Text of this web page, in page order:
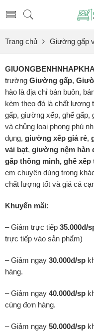
Trang chủ Giường gấp
trường Giường gấp,
hào là địa chỉ bán buôn,
kèm theo đó là chất lượng
gấp, giường xếp, ghế gấp,
và chủng loại phong phú
dụng, giường xếp giá rẻ,
vải bạt, giường nệm hàn
gấp thông minh, ghế xếp
em chuyên dùng trong
chất lượng tốt và giá cả
Khuyến mãi:
– Giảm trực tiếp 35.000đ/
trực tiếp vào sản phẩm)
– Giảm ngay 30.000đ/sp
hàng.
– Giảm ngay 40.000đ/sp
cùng đơn hàng.
– Giảm ngay 50.000đ/sp